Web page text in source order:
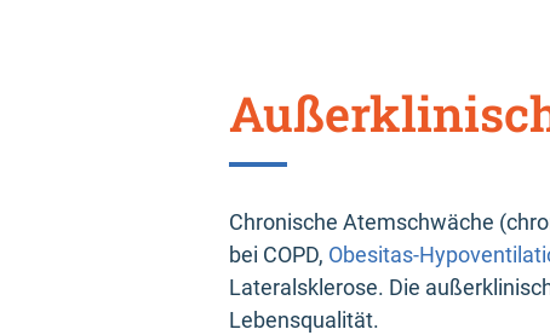
Chronische Atemschwäche
bei COPD, Obesitas-
Lateralsklerose. Die
Lebensqualität.